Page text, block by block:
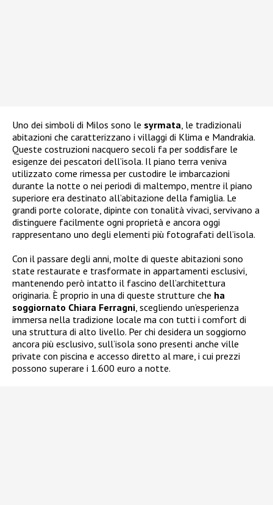
Uno dei simboli di Milos sono le syrmata, le tradizionali
abitazioni che caratterizzano i villaggi di Klima e Mandrakia.
Queste costruzioni nacquero secoli fa per soddisfare le
esigenze dei pescatori dell’isola. Il piano terra veniva
utilizzato come rimessa per custodire le imbarcazioni
durante la notte o nei periodi di maltempo, mentre il piano
superiore era destinato all’abitazione della famiglia. Le
grandi porte colorate, dipinte con tonalità vivaci, servivano a
distinguere facilmente ogni proprietà e ancora oggi
rappresentano uno degli elementi più fotografati dell’isola.
Con il passare degli anni, molte di queste abitazioni sono
state restaurate e trasformate in appartamenti esclusivi,
mantenendo però intatto il fascino dell’architettura
originaria. È proprio in una di queste strutture che ha
soggiornato Chiara Ferragni, scegliendo un’esperienza
immersa nella tradizione locale ma con tutti i comfort di
una struttura di alto livello. Per chi desidera un soggiorno
ancora più esclusivo, sull’isola sono presenti anche ville
private con piscina e accesso diretto al mare, i cui prezzi
possono superare i 1.600 euro a notte.